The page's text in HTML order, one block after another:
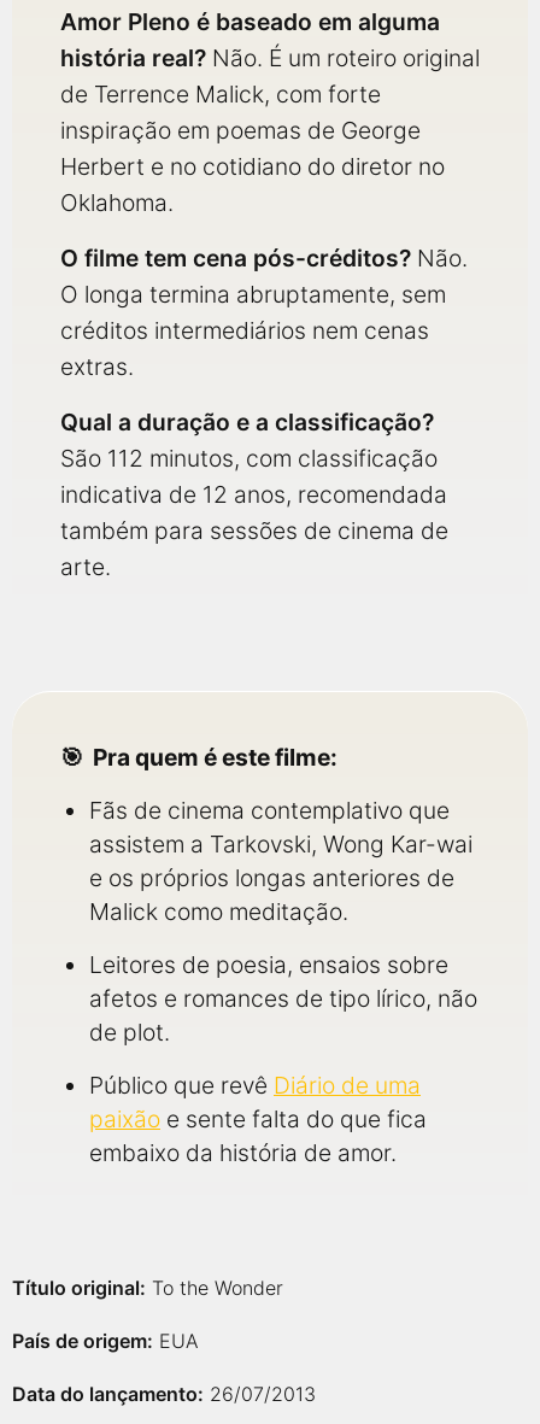
Amor Pleno é baseado em alguma
história real? Não. É um roteiro original
de Terrence Malick, com forte
inspiração em poemas de George
Herbert e no cotidiano do diretor no
Oklahoma.
O filme tem cena pós-créditos? Não.
O longa termina abruptamente, sem
créditos intermediários nem cenas
extras.
Qual a duração e a classificação?
São 112 minutos, com classificação
indicativa de 12 anos, recomendada
também para sessões de cinema de
arte.
Pra quem é este filme:
Fãs de cinema contemplativo que
assistem a Tarkovski, Wong Kar-wai
e os próprios longas anteriores de
Malick como meditação.
Leitores de poesia, ensaios sobre
afetos e romances de tipo lírico, não
de plot.
Público que revê Diário de uma
paixão e sente falta do que fica
embaixo da história de amor.
Título original: To the Wonder
País de origem: EUA
Data do lançamento: 26/07/2013